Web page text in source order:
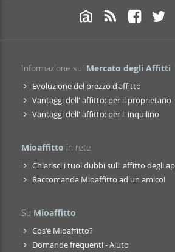
Informazione sul Mercato degli Affitti
Evoluzione del prezzo d'affitto
Vantaggi dell' affitto: per il proprietario
Vantaggi dell' affitto: per l' inquilino
Mioaffitto in rete
Chiarisci i tuoi dubbi sull' affitto degli
Raccomanda Mioaffitto ad un amico!
Su Mioaffitto
Cos'è Mioaffitto?
Domande frequenti - Aiuto